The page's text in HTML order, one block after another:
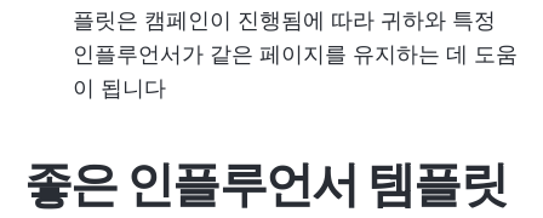
플릿은 캠페인이 진행됨에 따라 귀하와 특정
인플루언서가 같은 페이지를 유지하는 데 도움
이 됩니다
좋은 인플루언서 템플릿